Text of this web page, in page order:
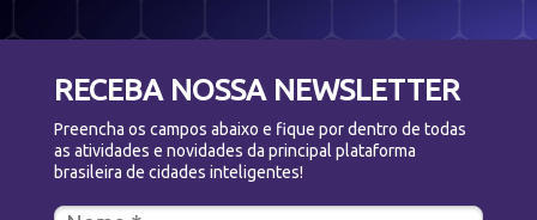
RECEBA NOSSA NEWSLETTER
Preencha os campos abaixo e fique por dentro de todas
as atividades e novidades da principal plataforma
brasileira de cidades inteligentes!